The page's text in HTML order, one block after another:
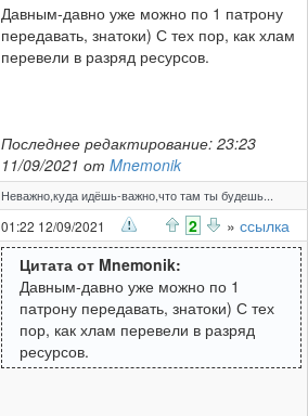
Давным-давно уже можно по 1 патрону
передавать, знатоки) С тех пор, как хлам
перевели в разряд ресурсов.
Последнее редактирование: 23:23
11/09/2021 от Mnemonik
Неважно,куда идёшь-важно,что там ты будешь...
01:22 12/09/2021 2 » ссылка
Цитата от Mnemonik:
Давным-давно уже можно по 1
патрону передавать, знатоки) С тех
пор, как хлам перевели в разряд
ресурсов.